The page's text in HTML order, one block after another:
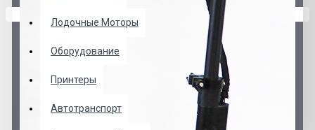
Лодочные Моторы
Оборудование
Принтеры
Автотранспорт